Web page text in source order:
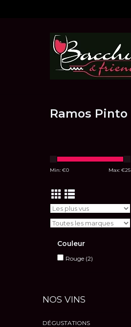
Ramos Pinto
Min: €0 Max: €25
Couleur
Rouge (2)
NOS VINS
DÉGUSTATIONS